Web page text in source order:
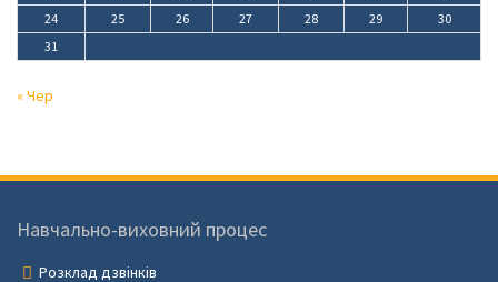
24
25 26 27 28 29
30
31
« Чер
Навчально-виховний процес
Розклад дзвінків